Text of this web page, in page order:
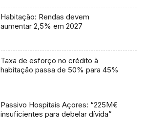
Habitação: Rendas devem
aumentar 2,5% em 2027
Taxa de esforço no crédito à
habitação passa de 50% para 45%
Passivo Hospitais Açores: “225M€
insuficientes para debelar dívida”